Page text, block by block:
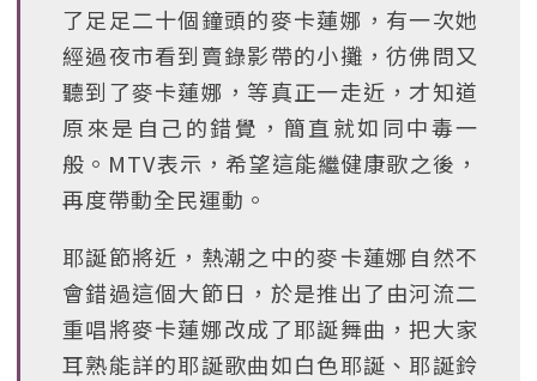
了足足二十個鐘頭的麥卡蓮娜，有一次她
經過夜市看到賣錄影帶的小攤，彷佛問又
聽到了麥卡蓮娜，等真正一走近，才知道
原來是自己的錯覺，簡直就如同中毒一
般。MTV表示，希望這能繼健康歌之後，
再度帶動全民運動。
耶誕節將近，熱潮之中的麥卡蓮娜自然不
會錯過這個大節日，於是推出了由河流二
重唱將麥卡蓮娜改成了耶誕舞曲，把大家
耳熟能詳的耶誕歌曲如白色耶誕、耶誕鈴